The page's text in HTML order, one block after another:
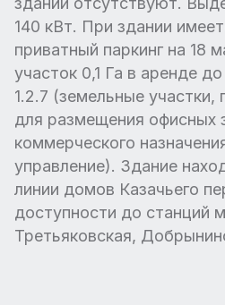
140 кВт. При здании
приватный паркинг на 18
участок 0,1 Га в аренде
1.2.7 (земельные участки,
для размещения офисных
коммерческого
управление). Здание
линии домов Казачьего
доступности до станций
Третьяковская,